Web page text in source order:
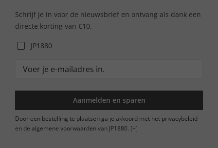
Schrijf je in voor de nieuwsbrief en ontvang als dank een
directe korting van €10.
JP1880
Aanmelden en sparen
Door een bestelling te plaatsen ga je akkoord met het privacybeleid
en de algemene voorwaarden van JP1880. [+]